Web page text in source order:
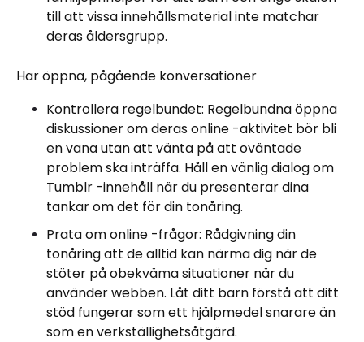
till att vissa innehållsmaterial inte matchar
deras åldersgrupp.
Har öppna, pågående konversationer
Kontrollera regelbundet: Regelbundna öppna
diskussioner om deras online -aktivitet bör bli
en vana utan att vänta på att oväntade
problem ska inträffa. Håll en vänlig dialog om
Tumblr -innehåll när du presenterar dina
tankar om det för din tonåring.
Prata om online -frågor: Rådgivning din
tonåring att de alltid kan närma dig när de
stöter på obekväma situationer när du
använder webben. Låt ditt barn förstå att ditt
stöd fungerar som ett hjälpmedel snarare än
som en verkställighetsåtgärd.